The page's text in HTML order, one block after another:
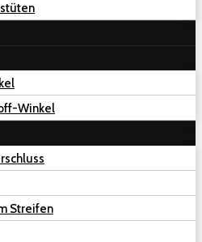
Winkel
Streifen